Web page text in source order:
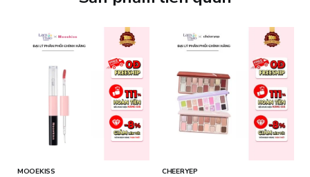
MOOEKISS CHEERYEP